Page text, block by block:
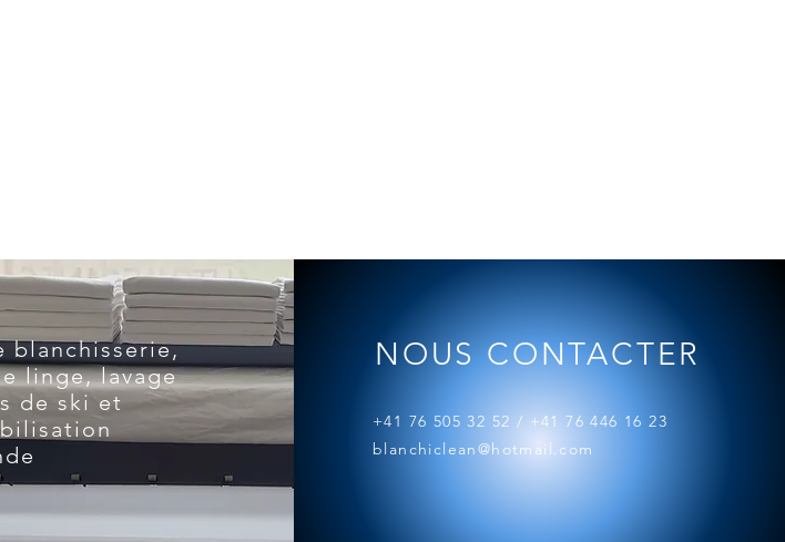
blanchisserie,
linge, lavage
de ski et
NOUS CONTACTER
+41 76 505 32 52 / +41 76 446 16 23
blanchiclean@hotmail.com